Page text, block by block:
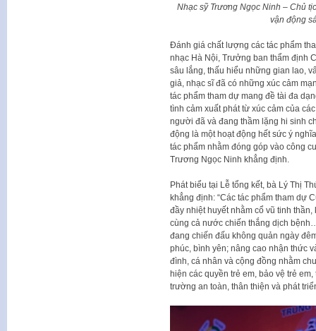
Nhạc sỹ Trương Ngọc Ninh – Chủ
vận động
Đánh giá chất lượng các tác phẩm
nhạc Hà Nội, Trưởng ban thẩm định
sâu lắng, thấu hiểu những gian lao,
giả, nhạc sĩ đã có những xúc cảm
tác phẩm tham dự mang đề tài đa
tình cảm xuất phát từ xúc cảm của
người đã và đang thầm lặng hi sinh
động là một hoạt động hết sức ý
tác phẩm nhằm đóng góp vào công
Trương Ngọc Ninh khẳng định.
Phát biểu tại Lễ tổng kết, bà Lý Thị
khẳng định: “Các tác phẩm tham dự
đầy nhiệt huyết nhằm cổ vũ tinh
cùng cả nước chiến thắng dịch
đang chiến đấu không quản ngày
phúc, bình yên; nâng cao nhận thức
đình, cá nhân và cộng đồng nhằm
hiện các quyền trẻ em, bảo vệ trẻ
trường an toàn, thân thiện và phát